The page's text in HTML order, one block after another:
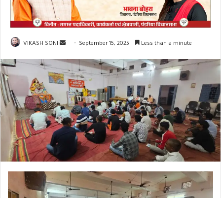
VIKASH SONI
Send
email
September 15, 2025 Less than a minute